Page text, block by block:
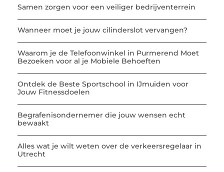
Samen zorgen voor een veiliger bedrijventerrein
Wanneer moet je jouw cilinderslot vervangen?
Waarom je de Telefoonwinkel in Purmerend Moet
Bezoeken voor al je Mobiele Behoeften
Ontdek de Beste Sportschool in IJmuiden voor
Jouw Fitnessdoelen
Begrafenisondernemer die jouw wensen echt
bewaakt
Alles wat je wilt weten over de verkeersregelaar in
Utrecht